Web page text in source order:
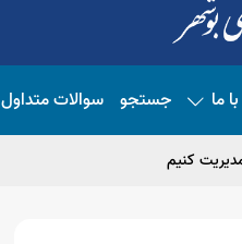
ما جستجو سوالات متداول
کنیم